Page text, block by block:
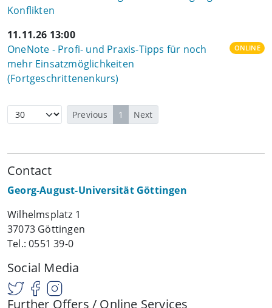
Konflikten
11.11.26 13:00
OneNote - Profi- und Praxis-Tipps für noch
mehr Einsatzmöglichkeiten
(Fortgeschrittenenkurs)
ONLINE
Previous 1 Next
Contact
Georg-August-Universität Göttingen
Wilhelmsplatz 1
37073 Göttingen
Tel.: 0551 39-0
Social Media
Further Offers / Online Services